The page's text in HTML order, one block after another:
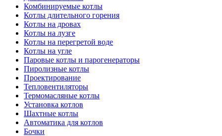
Комбинируемые котлы
Котлы длительного горения
Котлы на дровах
Котлы на лузге
Котлы на перегретой воде
Котлы на угле
Паровые котлы и парогенераторы
Пиролизные котлы
Проектирование
Тепловентиляторы
Термомасляные котлы
Установка котлов
Шахтные котлы
Автоматика для котлов
Бочки